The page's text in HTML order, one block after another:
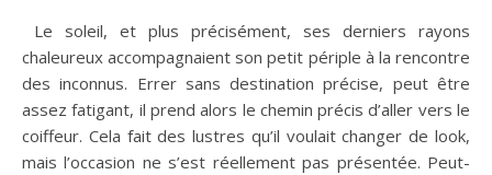
Le soleil, et plus précisément, ses derniers rayons
chaleureux accompagnaient son petit périple à la rencontre
des inconnus. Errer sans destination précise, peut être
assez fatigant, il prend alors le chemin précis d’aller vers le
coiffeur. Cela fait des lustres qu’il voulait changer de look,
mais l’occasion ne s’est réellement pas présentée. Peut-